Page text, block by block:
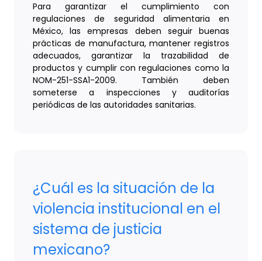
Para garantizar el cumplimiento con
regulaciones de seguridad alimentaria en
México, las empresas deben seguir buenas
prácticas de manufactura, mantener registros
adecuados, garantizar la trazabilidad de
productos y cumplir con regulaciones como la
NOM-251-SSA1-2009. También deben
someterse a inspecciones y auditorías
periódicas de las autoridades sanitarias.
¿Cuál es la situación de la
violencia institucional en el
sistema de justicia
mexicano?